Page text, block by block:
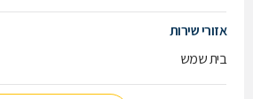
אזורי שירות
בית שמש